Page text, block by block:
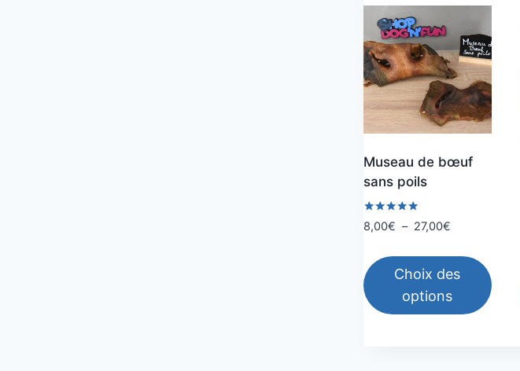
Museau de bœuf
sans poils
Note
5.00
8,00€ – 27,00€Plage
prix :
8,00€
à
27,00€
Choix des
options